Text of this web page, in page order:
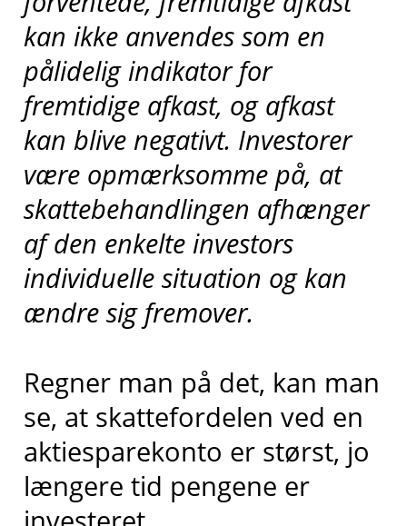
kan ikke anvendes som en
pålidelig indikator for
fremtidige afkast, og afkast
kan blive negativt. Investorer
være opmærksomme på, at
skattebehandlingen afhænger
af den enkelte investors
individuelle situation og kan
ændre sig fremover.
Regner man på det, kan man
se, at skattefordelen ved en
aktiesparekonto er størst, jo
længere tid pengene er